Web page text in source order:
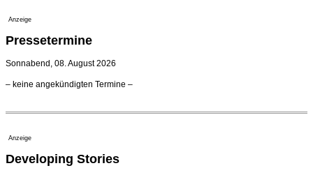
Kammerorchester Heilbronn: Chefdirigent Risto Joost
verlängert bis 2030
Ensemblemitglieder
Dirigent Nicolás Pasquet mit Würth-Preis der
Jeunesses Musicales ausgezeichnet
Anzeige
Pressetermine
Sonnabend, 08. August 2026
– keine angekündigten Termine –
Anzeige
Developing Stories